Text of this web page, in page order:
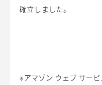
確立しました。
※アマゾン ウェブ サー